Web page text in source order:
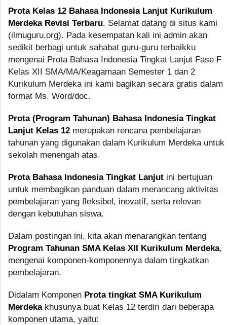
Prota Kelas 12 Bahasa Indonesia Lanjut Kurikulum
Merdeka Revisi Terbaru. Selamat datang di situs kami
(ilmuguru.org). Pada kesempatan kali ini admin akan
sedikit berbagi untuk sahabat guru-guru terbaikku
mengenai Prota Bahasa Indonesia Tingkat Lanjut Fase F
Kelas XII SMA/MA/Keagamaan Semester 1 dan 2
Kurikulum Merdeka ini kami bagikan secara gratis dalam
format Ms. Word/doc.
Prota (Program Tahunan) Bahasa Indonesia Tingkat
Lanjut Kelas 12 merupakan rencana pembelajaran
tahunan yang digunakan dalam Kurikulum Merdeka untuk
sekolah menengah atas.
Prota Bahasa Indonesia Tingkat Lanjut ini bertujuan
untuk membagikan panduan dalam merancang aktivitas
pembelajaran yang fleksibel, inovatif, serta relevan
dengan kebutuhan siswa.
Dalam postingan ini, kita akan menarangkan tentang
Program Tahunan SMA Kelas XII Kurikulum Merdeka,
mengenai komponen-komponennya dalam tingkatkan
pembelajaran.
Didalam Komponen Prota tingkat SMA Kurikulum
Merdekakhusunya buat Kelas 12 terdiri dari beberapa
komponen utama, yaitu: